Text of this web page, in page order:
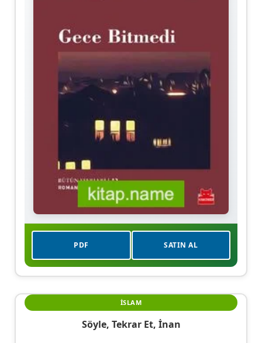
PDF SATIN AL
İSLAM
Söyle, Tekrar Et, İnan